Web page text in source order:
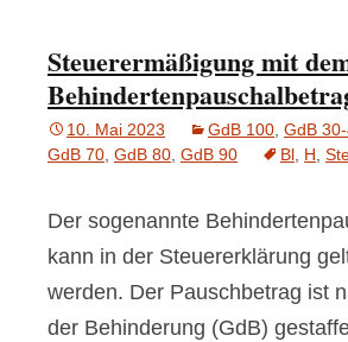
Steuerermäßigung mit
10. Mai 2023 GdB 100, GdB
GdB 70, GdB 80, GdB 90 Bl, H,
Der sogenannte
kann in der Steuererklärung
werden. Der Pauschbetrag ist
der Behinderung (GdB)